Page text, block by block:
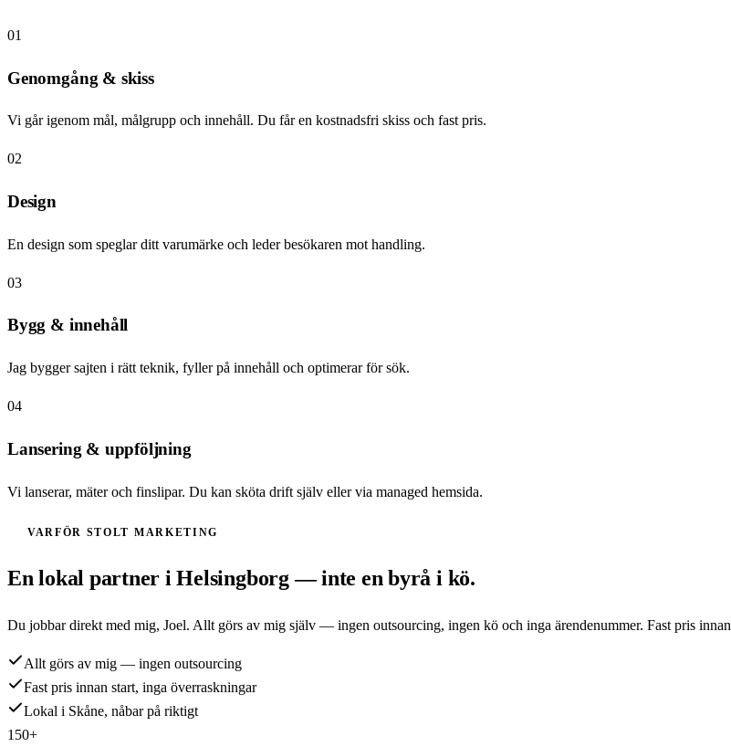
01
Genomgång & skiss
Vi går igenom mål, målgrupp och innehåll. Du får en kostnadsfri skiss och fast pris.
02
Design
En design som speglar ditt varumärke och leder besökaren mot handling.
03
Bygg & innehåll
Jag bygger sajten i rätt teknik, fyller på innehåll och optimerar för sök.
04
Lansering & uppföljning
Vi lanserar, mäter och finslipar. Du kan sköta drift själv eller via managed hemsida.
VARFÖR STOLT MARKETING
En lokal partner iHelsingborg— inte en byrå i kö.
Du jobbar direkt med mig, Joel. Allt görs av mig själv — ingen outsourcing, ingen kö och inga ärendenummer. Fast pris
Allt görs av mig — ingen outsourcing
Fast pris innan start, inga överraskningar
Lokal i Skåne, nåbar på riktigt
150+